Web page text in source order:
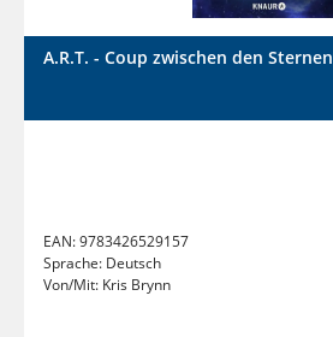
A.R.T. - Coup zwischen den Sternen
EAN:9783426529157
Sprache: Deutsch
Von/Mit: Kris Brynn